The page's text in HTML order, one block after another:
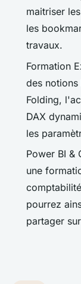
maitriser
les
travaux.
Formation
des
Folding,
DAX
les
Power BI &
une
pourrez
partager